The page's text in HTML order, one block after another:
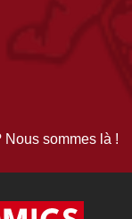
Nous sommes là !